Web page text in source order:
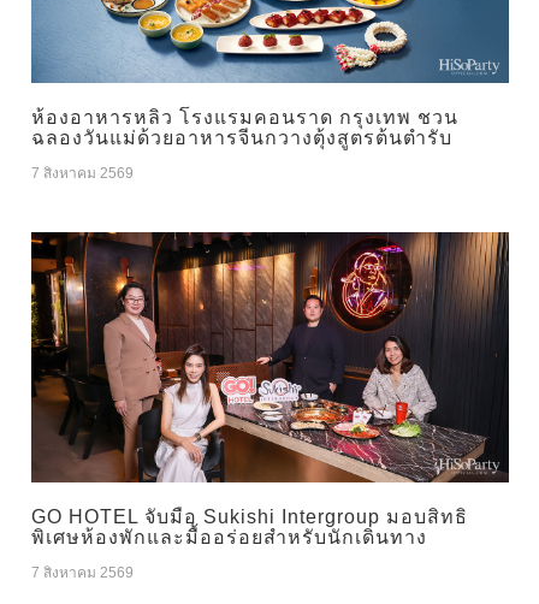
ห้องอาหารหลิว โรงแรมคอนราด กรุงเทพ ชวน
ฉลองวันแม่ด้วยอาหารจีนกวางตุ้งสูตรต้นตำรับ
7 สิงหาคม 2569
GO HOTEL จับมือ Sukishi Intergroup มอบสิทธิ
พิเศษห้องพักและมื้ออร่อยสำหรับนักเดินทาง
7 สิงหาคม 2569